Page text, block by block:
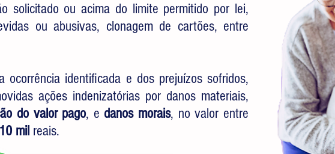
solicitado ou acima do limite permitido por lei,
ou abusivas, clonagem de cartões, entre
ocorrência identificada e dos prejuízos sofridos,
ações indenizatórias por danos materiais,
do valor pago, e danos morais, no valor entre
mil reais.